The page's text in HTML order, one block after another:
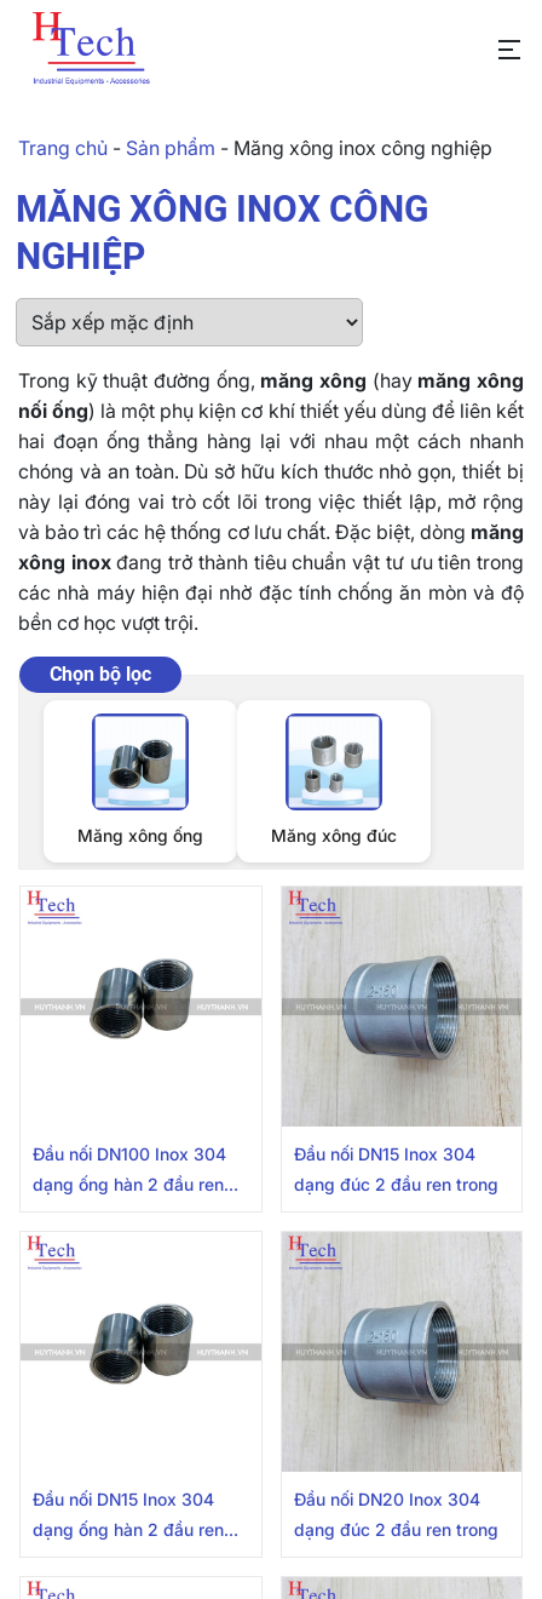
Trang chủ - Sản phẩm - Măng xông inox công nghiệp
MĂNG XÔNG INOX CÔNG
NGHIỆP
Trong kỹ thuật đường ống, măng xông (hay măng xông
nối ống) là một phụ kiện cơ khí thiết yếu dùng để liên kết
hai đoạn ống thẳng hàng lại với nhau một cách nhanh
chóng và an toàn. Dù sở hữu kích thước nhỏ gọn, thiết bị
này lại đóng vai trò cốt lõi trong việc thiết lập, mở rộng
và bảo trì các hệ thống cơ lưu chất. Đặc biệt, dòng măng
xông inoxđang trở thành tiêu chuẩn vật tư ưu tiên trong
các nhà máy hiện đại nhờ đặc tính chống ăn mòn và độ
bền cơ học vượt trội.
Chọn bộ lọc
Măng xông ống Măng xông đúc
Đầu nối DN100 Inox 304
dạng ống hàn 2 đầu ren
Đầu nối DN15 Inox 304
dạng đúc 2 đầu ren trong
Đầu nối DN15 Inox 304
dạng ống hàn 2 đầu ren
Đầu nối DN20 Inox 304
dạng đúc 2 đầu ren trong